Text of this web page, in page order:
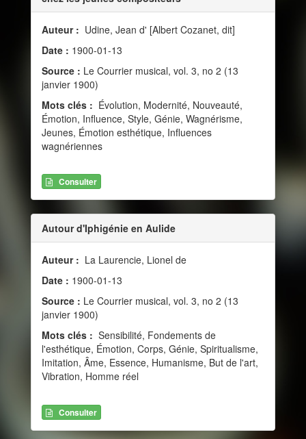
Auteur : Udine, Jean d' [Albert Cozanet, dit]
Date : 1900-01-13
Source : Le Courrier musical, vol. 3, no 2 (13
janvier 1900)
Mots clés : Évolution, Modernité, Nouveauté,
Émotion, Influence, Style, Génie, Wagnérisme,
Jeunes, Émotion esthétique, Influences
wagnériennes
Consulter
Autour d'Iphigénie en Aulide
Auteur : La Laurencie, Lionel de
Date : 1900-01-13
Source : Le Courrier musical, vol. 3, no 2 (13
janvier 1900)
Mots clés : Sensibilité, Fondements de
l'esthétique, Émotion, Corps, Génie, Spiritualisme,
Imitation, Âme, Essence, Humanisme, But de l'art,
Vibration, Homme réel
Consulter